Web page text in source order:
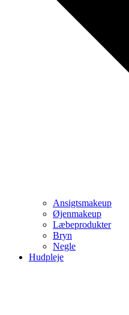
Ansigtsmakeup
Øjenmakeup
Læbeprodukter
Bryn
Negle
Hudpleje